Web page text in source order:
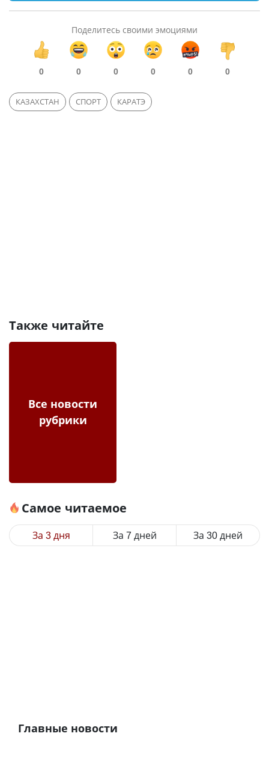
Поделитесь своими эмоциями
0 0 0 0 0 0
КАЗАХСТАН СПОРТ КАРАТЭ
Также читайте
Все новости
рубрики
Самое читаемое
За 3 дня За 7 дней За 30 дней
Главные новости